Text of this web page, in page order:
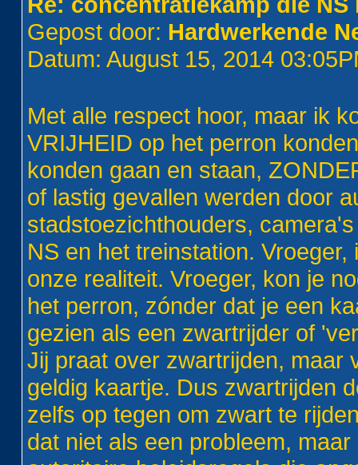
Gepost door: Hardwerkende
Datum: August 15, 2014
Met alle respect hoor, maar ik
VRIJHEID op het perron
konden gaan en staan,
of lastig gevallen werden door
stadstoezichthouders,
NS en het treinstation.
onze realiteit. Vroeger, kon je
het perron, zónder dat je een
gezien als een zwartrijder of
Jij praat over zwartrijden, maar
geldig kaartje. Dus zwartrijden
zelfs op tegen om zwart te
dat niet als een probleem,